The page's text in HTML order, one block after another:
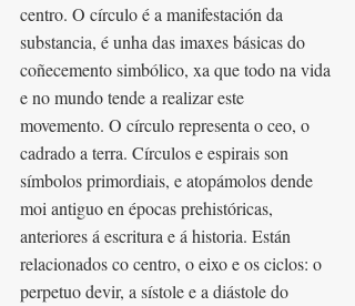
centro. O círculo é a manifestación da
substancia, é unha das imaxes básicas do
coñecemento simbólico, xa que todo na vida
e no mundo tende a realizar este
movemento. O círculo representa o ceo, o
cadrado a terra. Círculos e espirais son
símbolos primordiais, e atopámolos dende
moi antiguo en épocas prehistóricas,
anteriores á escritura e á historia. Están
relacionados co centro, o eixo e os ciclos: o
perpetuo devir, a sístole e a diástole do